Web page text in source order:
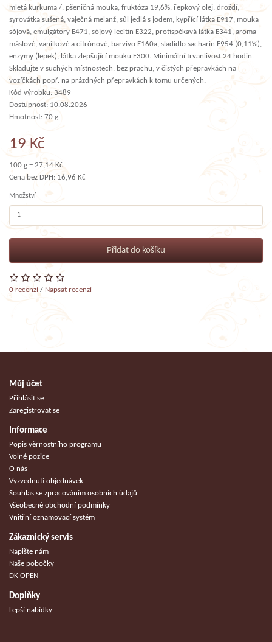
mletá kurkuma /, pšeničná mouka, fruktóza 19,6%, řepkový olej, droždí,
syrovátka sušená, vaječná melanž, sůl jedlá s jodem, kypřící látka E917, mouka
sójová, emulgátory E471, sójový lecitin E322, protispékavá látka E341, aroma
máslové, vanilkové a citrónové, barvivo E160a, sladidlo sacharin E954 (0,11%),
enzymy (lepek), látka zlepšující mouku E300. Minimální trvanlivost 24 hodin.
Skladujte v suchých místnostech, bez prachu, v čistých přepravkách na
vozíčkách popř. na prázdných přepravkách k tomu určených.
Kód výrobku: 3489
Dostupnost: 10.08.2026
Hmotnost: 70 g
19 Kč
100 g = 27,14 Kč
Cena bez DPH: 16,96 Kč
Množství
Přidat do košíku
0 recenzí/ Napsat recenzi
Můj účet
Přihlásit se
Zaregistrovat se
Informace
Popis věrnostního programu
Volné pozice
O nás
Vyzvednutí objednávek
Souhlas se zpracováním osobních údajů
Všeobecné obchodní podmínky
Vnitřní oznamovací systém
Zákaznický servis
Napište nám
Naše pobočky
DK OPEN
Doplňky
Lepší nabídky